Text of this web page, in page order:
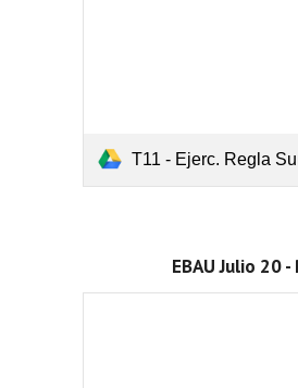
T11 - Ejerc. Regla Suma
EBAU Julio 20 -